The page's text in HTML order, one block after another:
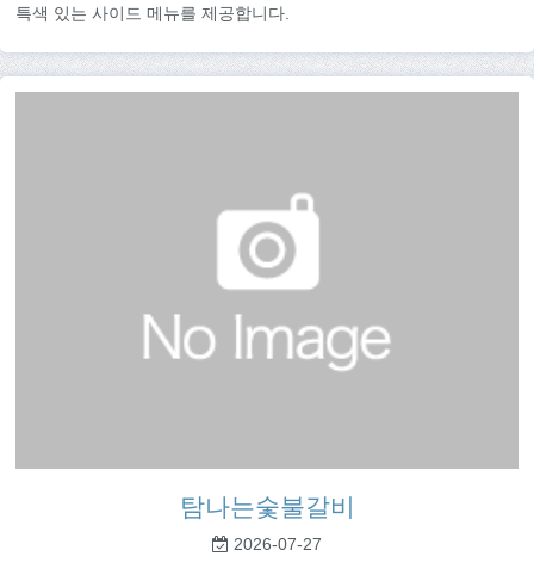
특색 있는 사이드 메뉴를 제공합니다.
탐나는숯불갈비
2026-07-27